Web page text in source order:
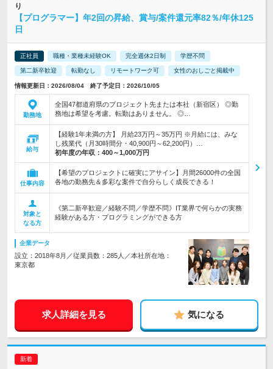
り
【プログラマー】年2回の昇給、賞与/案件還元率82％/年休125
日
正社員 職種・業種未経験OK 完全週休2日制 学歴不問
第二新卒歓迎 転勤なし リモートワーク可 女性のおしごと掲載中
情報更新日：2026/08/04 終了予定日：2026/10/05
勤務地
全国47都道府県のプロジェクト先または本社（新宿区） ◎勤
務地は希望を考慮。転勤はありません。 ◎…
給与
【経験1年未満の方】 月給23万円～35万円 ※月給には、みな
し残業代（月30時間分・40,900円～62,200円）…
初年度の年収： 400～1,000万円
仕事内容
【希望のプロジェクトに確実にアサイン】月間26000件の全国
各地の勤務先＆多彩な案件で自分らしく成長できる！
対象と
なる方
《第二新卒歓迎／経験不問／学歴不問》IT業界で何らかの実務
経験がある方・プログラミングができる方
企業データ
設立：2018年8月／従業員数：285人／本社所在地：
東京都
求人詳細を見る 気になる